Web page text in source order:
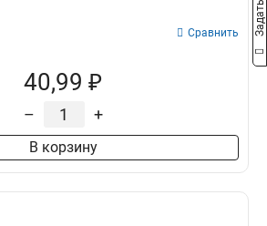
Сравнить
40,99 ₽
– +
В корзину